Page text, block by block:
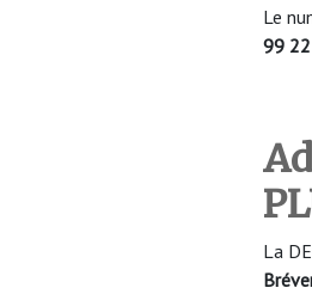
Le
99 22
La